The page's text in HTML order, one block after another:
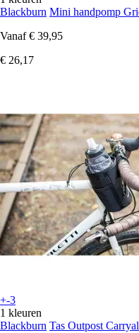
Blackburn Mini handpomp
Vanaf € 39,95
€ 26,17
+-3
1 kleuren
Blackburn Tas Outpost